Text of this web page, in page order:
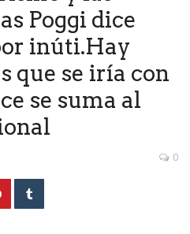
Poggi dice
inúti.Hay
que se iría con
se suma al
0